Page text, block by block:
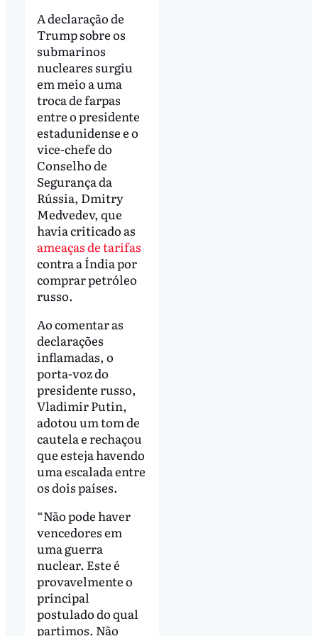
A declaração de
Trump sobre os
submarinos
nucleares surgiu
em meio a uma
troca de farpas
entre o presidente
estadunidense e o
vice-chefe do
Conselho de
Segurança da
Rússia, Dmitry
Medvedev, que
havia criticado as
ameaças de tarifas
contra a Índia por
comprar petróleo
russo.
Ao comentar as
declarações
inflamadas, o
porta-voz do
presidente russo,
Vladimir Putin,
adotou um tom de
cautela e rechaçou
que esteja havendo
uma escalada entre
os dois países.
“Não pode haver
vencedores em
uma guerra
nuclear. Este é
provavelmente o
principal
postulado do qual
partimos. Não